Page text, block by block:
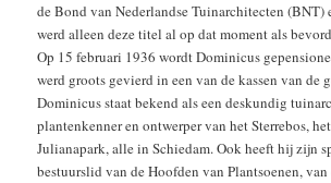
de Bond van Nederlandse Tuinarchitecten
werd alleen deze titel al op dat moment als
Op 15 februari 1936 wordt Dominicus
werd groots gevierd in een van de kassen van de
Dominicus staat bekend als een deskundig
plantenkenner en ontwerper van het Sterrebos,
Julianapark, alle in Schiedam. Ook heeft hij zijn
bestuurslid van de Hoofden van Plantsoenen,